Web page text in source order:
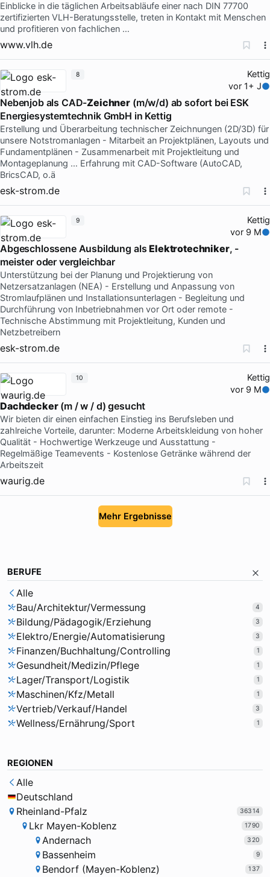
Einblicke in die täglichen Arbeitsabläufe einer nach DIN 77700
zertifizierten VLH-Beratungsstelle, treten in Kontakt mit Menschen
und profitieren von fachlichen …
www.vlh.de
Kettig
vor 1+ J
Nebenjob als CAD-Zeichner (m/w/d) ab sofort bei ESK
Energiesystemtechnik GmbH in Kettig
Erstellung und Überarbeitung technischer Zeichnungen (2D/3D) für
unsere Notstromanlagen - Mitarbeit an Projektplänen, Layouts und
Fundamentplänen - Zusammenarbeit mit Projektleitung und
Montageplanung … Erfahrung mit CAD-Software (AutoCAD,
BricsCAD, o.ä
esk-strom.de
8
Kettig
vor 9 M
Abgeschlossene Ausbildung alsElektrotechniker, -
meister oder vergleichbar
Unterstützung bei der Planung und Projektierung von
Netzersatzanlagen (NEA) - Erstellung und Anpassung von
Stromlaufplänen und Installationsunterlagen - Begleitung und
Durchführung von Inbetriebnahmen vor Ort oder remote -
Technische Abstimmung mit Projektleitung, Kunden und
Netzbetreibern
esk-strom.de
9
Kettig
vor 9 M
Dachdecker(m / w / d) gesucht
Wir bieten dir einen einfachen Einstieg ins Berufsleben und
zahlreiche Vorteile, darunter: Moderne Arbeitskleidung von hoher
Qualität - Hochwertige Werkzeuge und Ausstattung -
Regelmäßige Teamevents - Kostenlose Getränke während der
Arbeitszeit
waurig.de
10
Mehr Ergebnisse
BERUFE
Alle
Bau/Architektur/Vermessung
4
Bildung/Pädagogik/Erziehung 3
Elektro/Energie/Automatisierung 3
Finanzen/Buchhaltung/Controlling 1
Gesundheit/Medizin/Pflege 1
Lager/Transport/Logistik 1
Maschinen/Kfz/Metall 1
Vertrieb/Verkauf/Handel 3
Wellness/Ernährung/Sport 1
REGIONEN
Alle
Deutschland
Rheinland-Pfalz
36314
Lkr Mayen-Koblenz 1790
Andernach 320
Bassenheim 9
Bendorf (Mayen-Koblenz) 137